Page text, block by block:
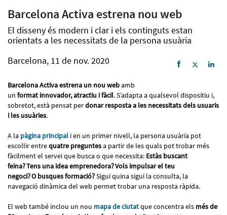
Barcelona Activa estrena nou web
El disseny és modern i clar i els continguts estan
orientats a les necessitats de la persona usuària
Barcelona, 11 de nov. 2020
Barcelona Activa estrena un nou webamb
un format innovador, atractiu i fàcil. S’adapta a qualsevol dispositiu i,
sobretot, està pensat perdonar resposta a les necessitats dels usuaris
i les usuàries.
A la pàgina principal i en un primer nivell, la persona usuària pot
escollir entrequatre preguntesa partir de les quals pot trobar més
fàcilment el servei que busca o que necessita: Estàs buscant
feina? Tens una idea emprenedora? Vols impulsar el teu
negoci? O busques formació?Sigui quina sigui la consulta, la
navegació dinàmica del web permet trobar una resposta ràpida.
El web també inclou un nou mapa de ciutatque concentra els més de